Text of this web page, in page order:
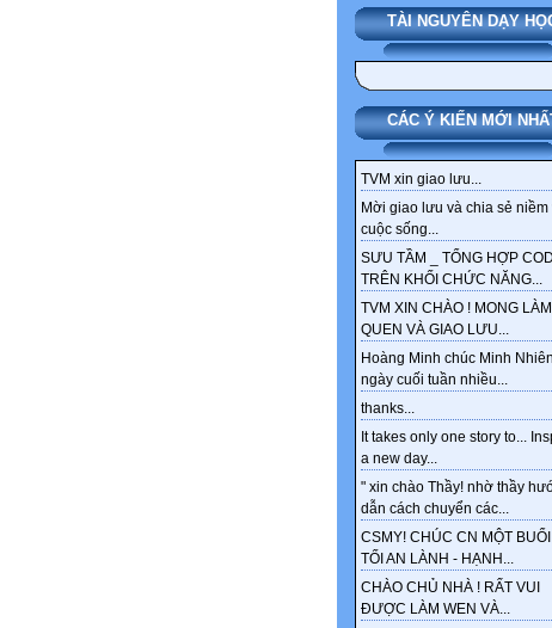
TÀI NGUYÊN DẠY
CÁC Ý KIẾN MỚI
TVM xin giao lưu...
Mời giao lưu và chia sẻ niềm
cuộc sống...
SƯU TẦM _ TỔNG HỢP
TRÊN KHỐI CHỨC NĂNG...
TVM XIN CHÀO ! MONG LÀM
QUEN VÀ GIAO LƯU...
Hoàng Minh chúc Minh Nhiên
ngày cuối tuần nhiều...
thanks...
It takes only one story to...
a new day...
" xin chào Thầy! nhờ thầy
dẫn cách chuyển các...
CSMY! CHÚC CN MỘT BUỔI
TỐI AN LÀNH - HẠNH...
CHÀO CHỦ NHÀ ! RẤT VUI
ĐƯỢC LÀM WEN VÀ...